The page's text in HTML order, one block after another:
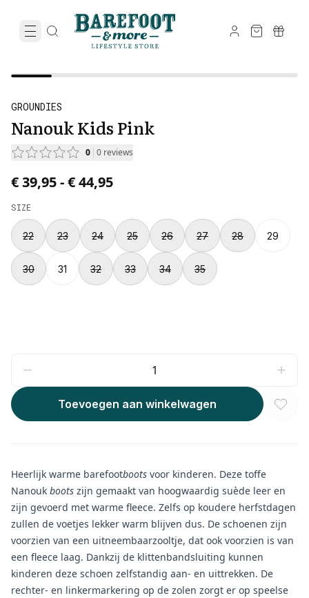
GROUNDIES
Nanouk Kids Pink
0 0 reviews
Price from € 39,95 to € 44,95.
€ 39,95-€ 44,95
SIZE
22 23 24 25 26 27 28 29
30 31 32 33 34 35
Toevoegen aan winkelwagen
Heerlijk warme barefootboots voor kinderen. Deze toffe
Nanouk boots zijn gemaakt van hoogwaardig suède leer en
zijn gevoerd met warme fleece. Zelfs op koudere herfstdagen
zullen de voetjes lekker warm blijven dus. De schoenen zijn
voorzien van een uitneembaarzooltje, dat ook voorzien is van
een fleece laag. Dankzij de klittenbandsluiting kunnen
kinderen deze schoen zelfstandig aan- en uittrekken. De
rechter- en linkermarkering op de zolen zorgt er op speelse